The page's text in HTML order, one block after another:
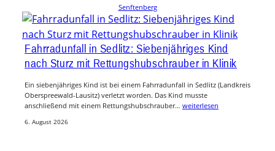
Senftenberg
Fahrradunfall in Sedlitz: Siebenjähriges Kind
nach Sturz mit Rettungshubschrauber in Klinik
Ein siebenjähriges Kind ist bei einem Fahrradunfall in Sedlitz (Landkreis
Oberspreewald-Lausitz) verletzt worden. Das Kind musste
anschließend mit einem Rettungshubschrauber… weiterlesen
6. August 2026